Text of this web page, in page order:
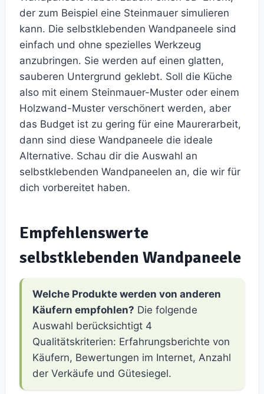
der zum Beispiel eine Steinmauer simulieren
kann. Die selbstklebenden Wandpaneele sind
einfach und ohne spezielles Werkzeug
anzubringen. Sie werden auf einen glatten,
sauberen Untergrund geklebt. Soll die Küche
also mit einem Steinmauer-Muster oder einem
Holzwand-Muster verschönert werden, aber
das Budget ist zu gering für eine Maurerarbeit,
dann sind diese Wandpaneele die ideale
Alternative. Schau dir die Auswahl an
selbstklebenden Wandpaneelen an, die wir für
dich vorbereitet haben.
Empfehlenswerte
selbstklebenden Wandpaneele
Welche Produkte werden von anderen
Käufern empfohlen? Die folgende
Auswahl berücksichtigt 4
Qualitätskriterien: Erfahrungsberichte von
Käufern, Bewertungen im Internet, Anzahl
der Verkäufe und Gütesiegel.